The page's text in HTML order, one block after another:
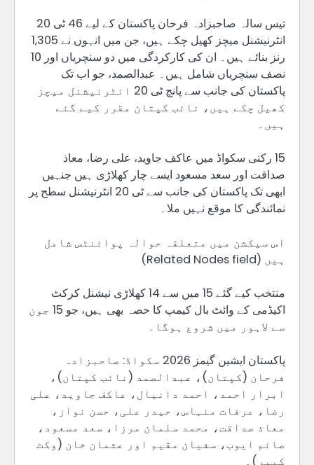
تیس سالہ صاحبزادہ فرحان پاکستان کے لیے 46 ٹی 20
انٹرنیشنل میچز کھیل چکے ہیں، جن میں انہوں نے 1,305
رنز بنائے ہیں۔ ان کی کارکردگی میں دو سنچریاں اور 10
نصف سنچریاں شامل ہیں۔ عبدالصمد، جو اب تک
پاکستان کی جانب سے پانچ ٹی 20 انٹرنیشنل میچز
کھیل چکے ہیں، نائب کپتان مقرر کیے گئے
ہیں۔
15 رکنی سکواڈ میں عاکف جاوید، علی رضا، معاذ
صداقت اور سعد مسعود ایسے چار کھلاڑی ہیں جنہیں
ابھی تک پاکستان کی جانب سے ٹی 20 انٹرنیشنل سطح پر
نمائندگی کا موقع نہیں ملا۔
اس سیکشن میں متعلقہ حوالہ پوائنٹس شامل
ہیں (Related Nodes field)
منتخب کیے گئے 15 میں سے 14 کھلاڑی نیشنل کرکٹ
اکیڈمی کے وائٹ بال کیمپ کا حصہ بھی ہیں، جو 15 جون
سے لاہور میں شروع ہوگا۔
پاکستان ایشین گیمز 2026 سکواڈ: صاحبزادہ
فرحان (کپتان)، عبدالصمد (نائب کپتان)،
ابرار احمد، احمد دانیال، عاکف جاوید، علی
رضا، عرفات منہاس، حیدر علی، حسن نواز،
معاذ صداقت، محمد سلمان مرزا، سعد مسعود،
صائم ایوب، سفیان مقیم اور عثمان خان (وکٹ
کیپر)۔